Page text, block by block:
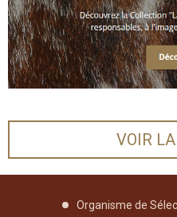
VOIR
Organisme de